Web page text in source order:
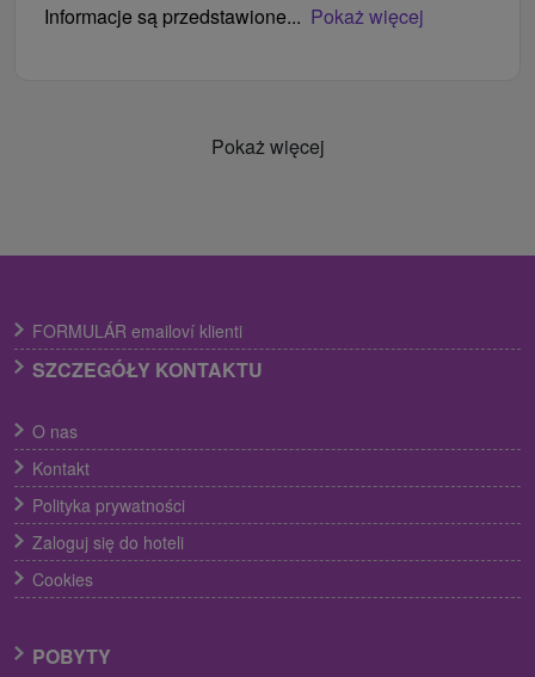
Informacje są przedstawione... Pokaż więcej
Pokaż więcej
FORMULÁR emailoví klienti
SZCZEGÓŁY KONTAKTU
O nas
Kontakt
Polityka prywatności
Zaloguj się do hoteli
Cookies
POBYTY